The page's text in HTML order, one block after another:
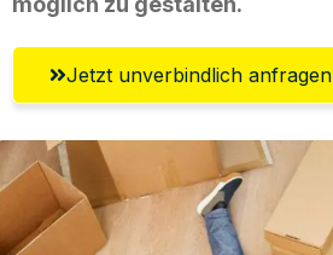
Jetzt unverbindlich anfragen